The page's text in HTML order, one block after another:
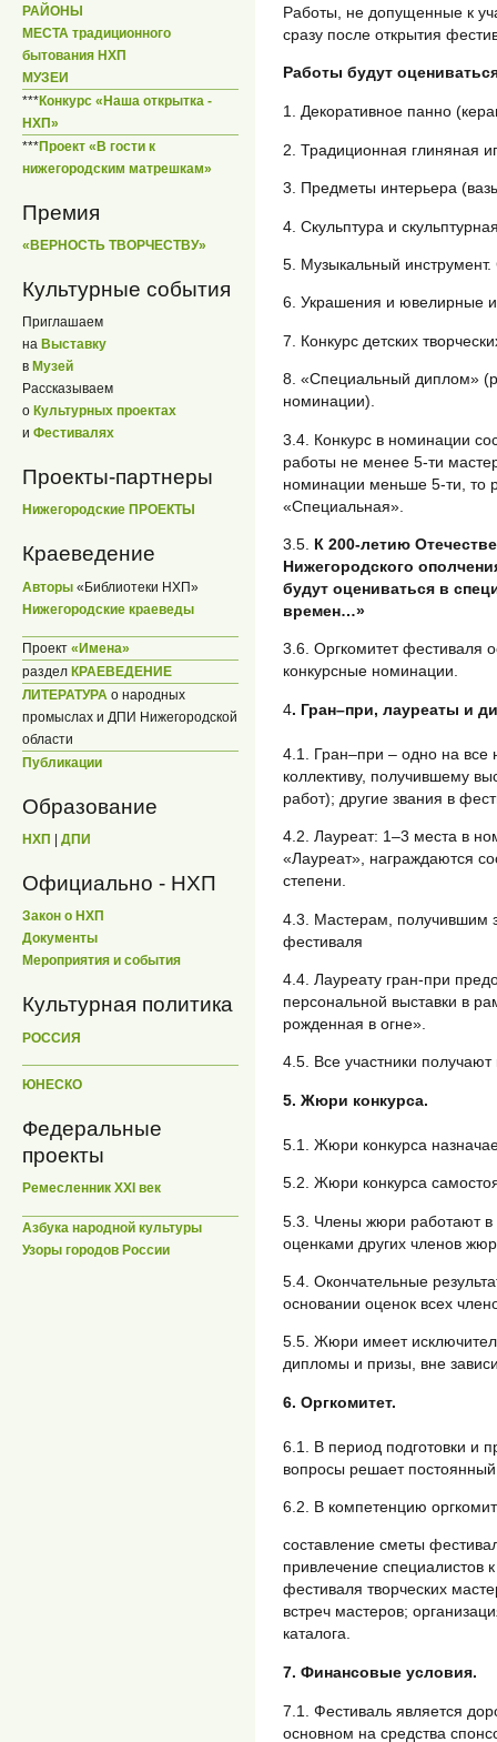
РАЙОНЫ
МЕСТА традиционного
бытования НХП
МУЗЕИ
***Конкурс «Наша открытка -
НХП»
***Проект «В гости к
нижегородским матрешкам»
Премия
«ВЕРНОСТЬ ТВОРЧЕСТВУ»
Культурные события
Приглашаем
на Выставку
в Музей
Рассказываем
о Культурных проектах
и Фестивалях
Проекты-партнеры
Нижегородские ПРОЕКТЫ
Краеведение
Авторы «Библиотеки НХП»
Нижегородские краеведы
Проект «Имена»
раздел КРАЕВЕДЕНИЕ
ЛИТЕРАТУРА о народных
промыслах и ДПИ Нижегородской
области
Публикации
Образование
НХП ДПИ
Официально - НХП
Закон о НХП
Документы
Мероприятия и события
Культурная политика
РОССИЯ
ЮНЕСКО
Федеральные
проекты
Ремесленник XXI век
Азбука народной культуры
Узоры городов России
Работы, не допущенные к
сразу после открытия
Работы будут
1. Декоративное панно
2. Традиционная глиняная
3. Предметы интерьера
4. Скульптура и
5. Музыкальный инструмент.
6. Украшения и ювелирные
7. Конкурс детских
8. «Специальный диплом»
номинации).
3.4. Конкурс в номинации
работы не менее 5-ти
номинации меньше 5-ти, то
«Специальная».
3.5. К 200-летию
Нижегородского
будут оцениваться в
времен…»
3.6. Оргкомитет фестиваля
конкурсные номинации.
4. Гран–при, лауреаты и
4.1. Гран–при – одно на все
коллективу, получившему
работ); другие звания в
4.2. Лауреат: 1–3 места в
«Лауреат», награждаются
степени.
4.3. Мастерам, получившим
фестиваля
4.4. Лауреату гран-при
персональной выставки в
рожденная в огне».
4.5. Все участники
5. Жюри конкурса.
5.1. Жюри конкурса
5.2. Жюри конкурса
5.3. Члены жюри работают в
оценками других членов
5.4. Окончательные
основании оценок всех
5.5. Жюри имеет
дипломы и призы, вне
6. Оргкомитет.
6.1. В период подготовки и
вопросы решает
6.2. В компетенцию
составление сметы
привлечение специалистов
фестиваля творческих
встреч мастеров;
каталога.
7. Финансовые условия.
7.1. Фестиваль является
основном на средства